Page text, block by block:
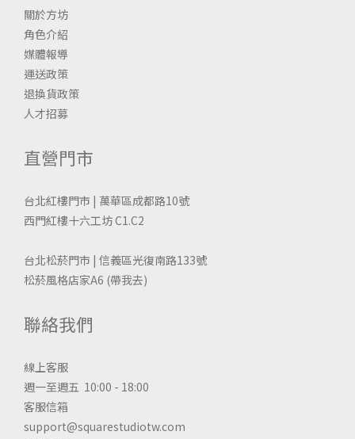
關於方坊
角色介紹
媒體報導
運送政策
退換貨政策
人才招募
直營門市
台北紅樓門市 | 萬華區成都路10號
西門紅樓十六工坊 C1.C2
台北松菸門市 | 信義區光復南路133號
松菸風格店家A6 (帶我去)
聯絡我們
線上客服
週一至週五 10:00 - 18:00
客服信箱
support@squarestudiotw.com